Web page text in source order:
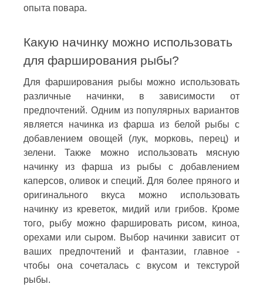
опыта повара.
Какую начинку можно использовать
для фарширования рыбы?
Для фарширования рыбы можно использовать
различные начинки, в зависимости от
предпочтений. Одним из популярных вариантов
является начинка из фарша из белой рыбы с
добавлением овощей (лук, морковь, перец) и
зелени. Также можно использовать мясную
начинку из фарша из рыбы с добавлением
каперсов, оливок и специй. Для более пряного и
оригинального вкуса можно использовать
начинку из креветок, мидий или грибов. Кроме
того, рыбу можно фаршировать рисом, киноа,
орехами или сыром. Выбор начинки зависит от
ваших предпочтений и фантазии, главное -
чтобы она сочеталась с вкусом и текстурой
рыбы.